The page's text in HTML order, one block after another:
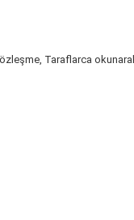
Taraflarca